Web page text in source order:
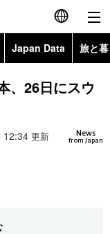
English
简体字
Japan Data 旅と
Topics
、26日にスウ
News
from Japan
12:34 更新